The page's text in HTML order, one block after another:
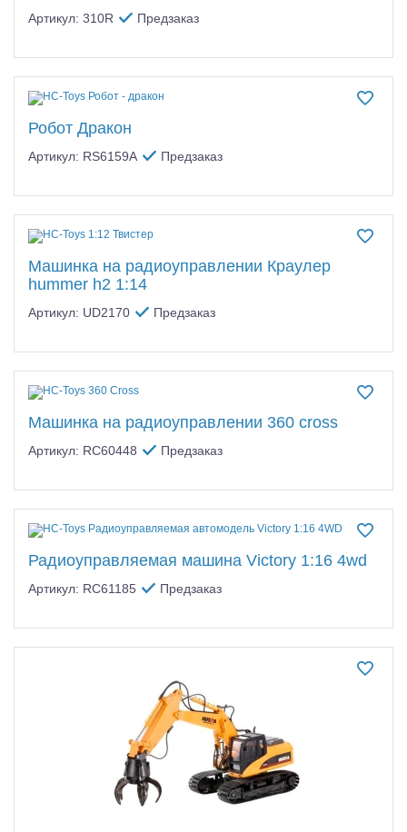
Артикул: 310R Предзаказ
Робот Дракон
Артикул: RS6159A Предзаказ
Машинка на радиоуправлении Краулер
hummer h2 1:14
Артикул: UD2170 Предзаказ
Машинка на радиоуправлении 360 cross
Артикул: RC60448 Предзаказ
Радиоуправляемая машина Victory 1:16 4wd
Артикул: RC61185 Предзаказ